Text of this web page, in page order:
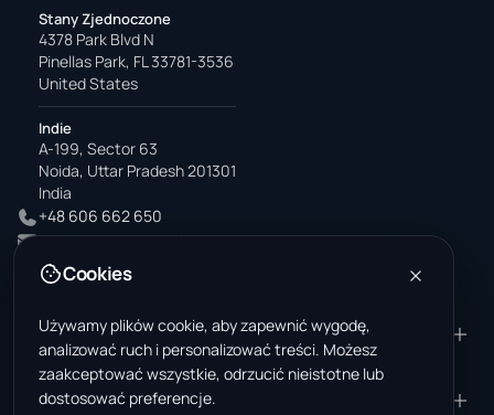
Stany Zjednoczone
4378 Park Blvd N
Pinellas Park, FL 33781-3536
United States
Indie
A-199, Sector 63
Noida, Uttar Pradesh 201301
India
+48 606 662 650
support@wastemarkt.com
office@wastemarkt.com
PRODUKT
Marketplace
Materiały — sprzedaż
ZASOBY
Akademia dostawcy
FIRMA
Cookies
Używamy plików cookie, aby zapewnić wygodę,
analizować ruch i personalizować treści. Możesz
zaakceptować wszystkie, odrzucić nieistotne lub
dostosować preferencje.